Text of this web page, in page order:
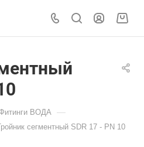
Фитинги ВОДА —
сегментный SDR 17 - PN 10